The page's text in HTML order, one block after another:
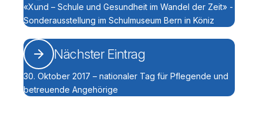
«Xund – Schule und Gesundheit im Wandel der Zeit» -
Sonderausstellung im Schulmuseum Bern in Köniz
Nächster Eintrag
30. Oktober 2017 – nationaler Tag für Pflegende und
betreuende Angehörige